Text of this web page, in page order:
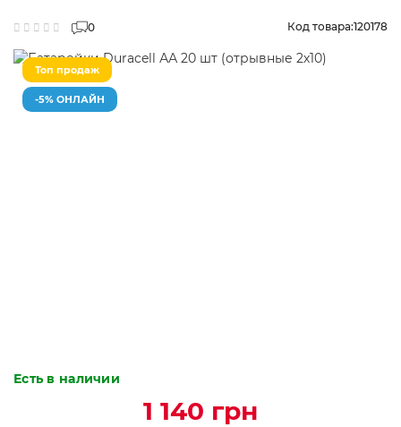
0 Код товара:120178
Топ продаж
-5% ОНЛАЙН
Есть в наличии
1 140 грн